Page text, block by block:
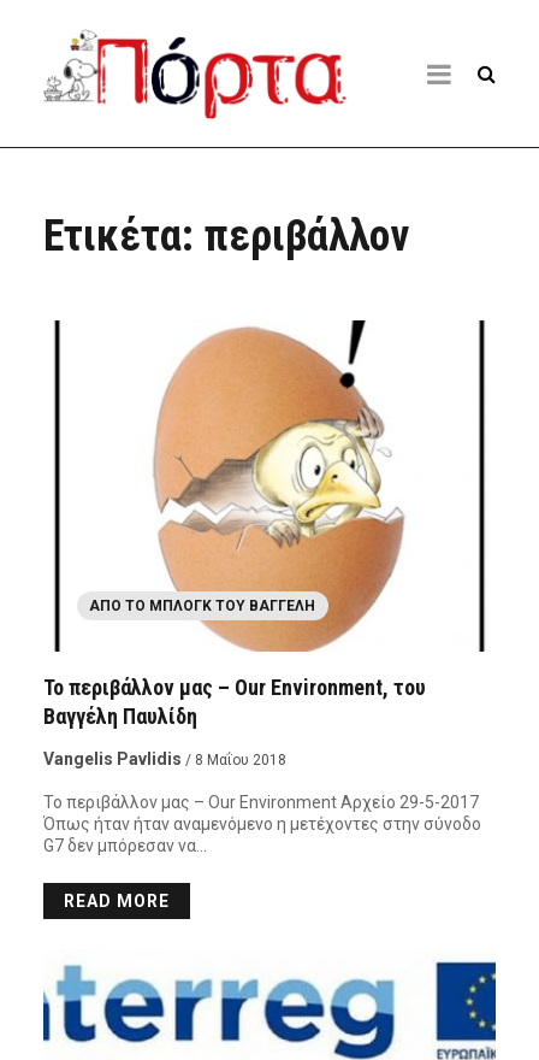
Ετικέτα: περιβάλλον
ΑΠΌ ΤΟ ΜΠΛΟΓΚ ΤΟΥ ΒΑΓΓΈΛΗ
Το περιβάλλον μας – Our Environment, του
Βαγγέλη Παυλίδη
Vangelis Pavlidis / 8 Μαΐου 2018
Το περιβάλλον μας – Our Environment Αρχείο 29-5-2017
Όπως ήταν ήταν αναμενόμενο η μετέχοντες στην σύνοδο
G7 δεν μπόρεσαν να…
READ MORE